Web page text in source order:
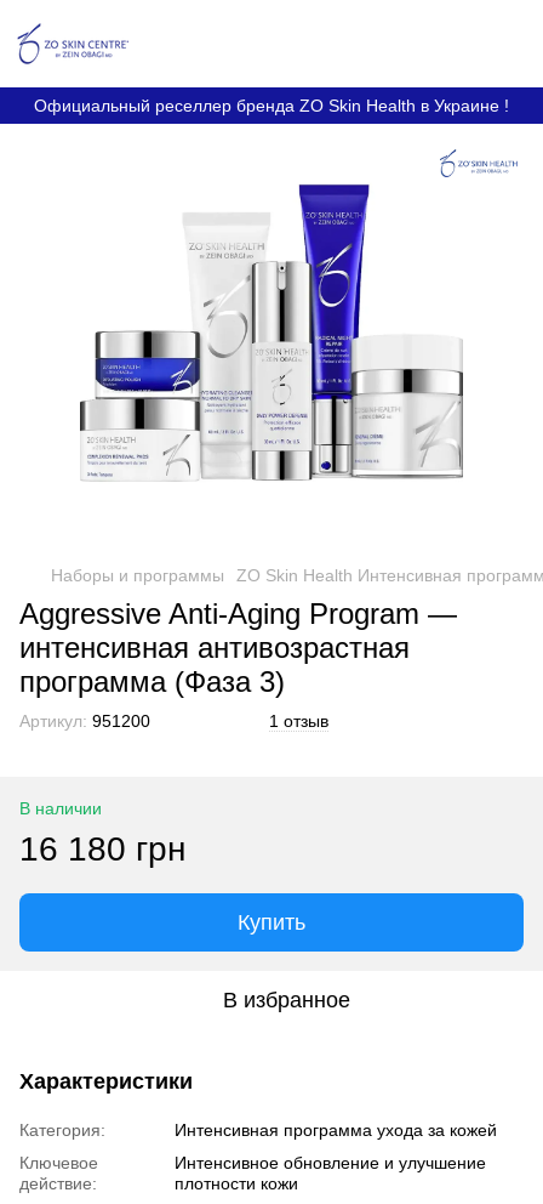
Официальный реселлер бренда ZO Skin Health в Украине !
Наборы и программы ZO Skin Health Интенсивная
Aggressive Anti-Aging Program —
интенсивная антивозрастная
программа (Фаза 3)
Артикул: 951200 1 отзыв
В наличии
16 180 грн
Купить
В избранное
Характеристики
Категория:
Интенсивная программа ухода за кожей
Ключевое
действие:
Интенсивное обновление и улучшение
плотности кожи